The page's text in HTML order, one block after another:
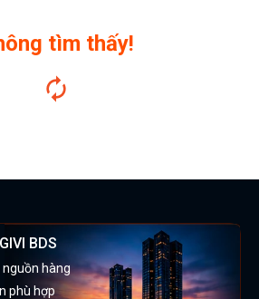
tìm thấy!
BDS
hàng
phù hợp